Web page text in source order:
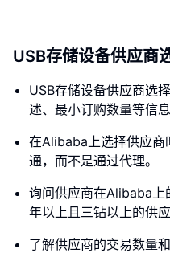
USB存储设备供应商
USB存储设备供应商选
述、最小订购数量等信息
在Alibaba上选择供应商
通，而不是通过代理。
询问供应商在Alibaba上
年以上且三钻以上的供应
了解供应商的交易数量